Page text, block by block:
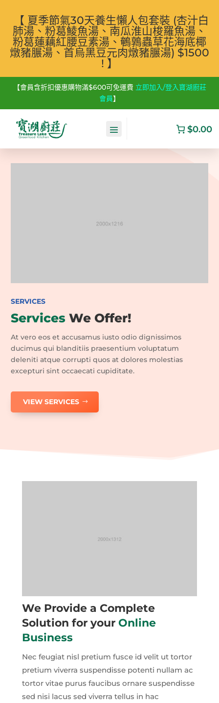
【 夏季節氣30天養生懶人包套裝 (杏汁白
肺湯、粉葛鯪魚湯、南瓜淮山梭羅魚湯、
粉葛蓮藕紅腰豆素湯、鵪鶉蟲草花海底椰
燉豬𦟌湯、首烏黑豆元肉燉豬𦟌湯) $1500
! 】
【會員含折扣優惠購物滿$600可免運費 立即加入/登入寶湖廚莊
會員】
$0.00
SERVICES
Services We Offer!
At vero eos et accusamus iusto odio dignissimos
ducimus qui blanditiis praesentium voluptatum
deleniti atque corrupti quos at dolores molestias
excepturi sint occaecati cupiditate.
VIEW SERVICES
We Provide a Complete
Solution for your Online
Business
Nec feugiat nisl pretium fusce id velit ut tortor
pretium viverra suspendisse potenti nullam ac
tortor vitae purus faucibus ornare suspendisse
sed nisi lacus sed viverra tellus in hac